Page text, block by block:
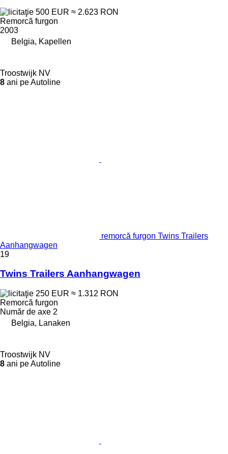
500 EUR ≈ 2.623 RON
Remorcă furgon
2003
Belgia, Kapellen
Troostwijk NV
8 ani pe Autoline
remorcă furgon Twins Trailers
Aanhangwagen
19
Twins Trailers Aanhangwagen
250 EUR ≈ 1.312 RON
Remorcă furgon
Număr de axe 2
Belgia, Lanaken
Troostwijk NV
8 ani pe Autoline